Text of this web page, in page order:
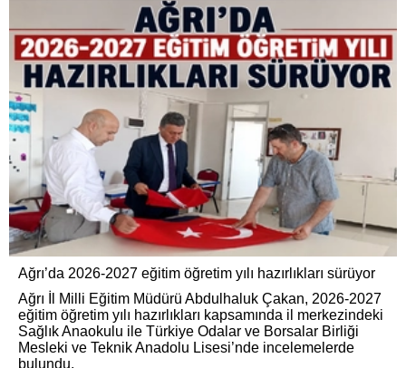
Ağrı’da 2026-2027 eğitim öğretim yılı hazırlıkları sürüyor
Ağrı İl Milli Eğitim Müdürü Abdulhaluk Çakan, 2026-2027
eğitim öğretim yılı hazırlıkları kapsamında il merkezindeki
Sağlık Anaokulu ile Türkiye Odalar ve Borsalar Birliği
Mesleki ve Teknik Anadolu Lisesi’nde incelemelerde
bulundu.